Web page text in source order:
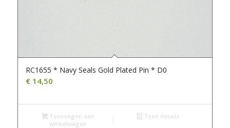
RC1655 * Navy Seals Gold Plated Pin * D0
€14,50
Toevoegen aan
winkelwagen
Toon details